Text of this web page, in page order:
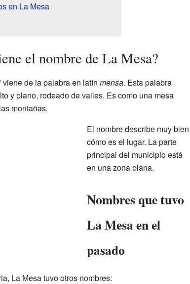
en La Mesa
el nombre de La Mesa?
de la palabra en latín mensa. Esta palabra
y plano, rodeado de valles. Es como una mesa
montañas.
El nombre describe muy bien
cómo es el lugar. La parte
principal del municipio está
en una zona plana.
Nombres que tuvo
La Mesa en el
pasado
La Mesa tuvo otros nombres: